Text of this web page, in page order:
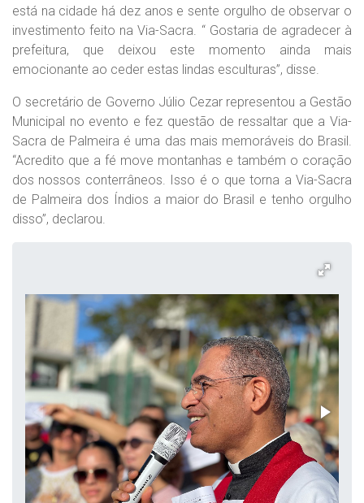
está na cidade há dez anos e sente orgulho de observar o
investimento feito na Via-Sacra. “ Gostaria de agradecer à
prefeitura, que deixou este momento ainda mais
emocionante ao ceder estas lindas esculturas”, disse.
O secretário de Governo Júlio Cezar representou a Gestão
Municipal no evento e fez questão de ressaltar que a Via-
Sacra de Palmeira é uma das mais memoráveis do Brasil.
“Acredito que a fé move montanhas e também o coração
dos nossos conterrâneos. Isso é o que torna a Via-Sacra
de Palmeira dos Índios a maior do Brasil e tenho orgulho
disso”, declarou.